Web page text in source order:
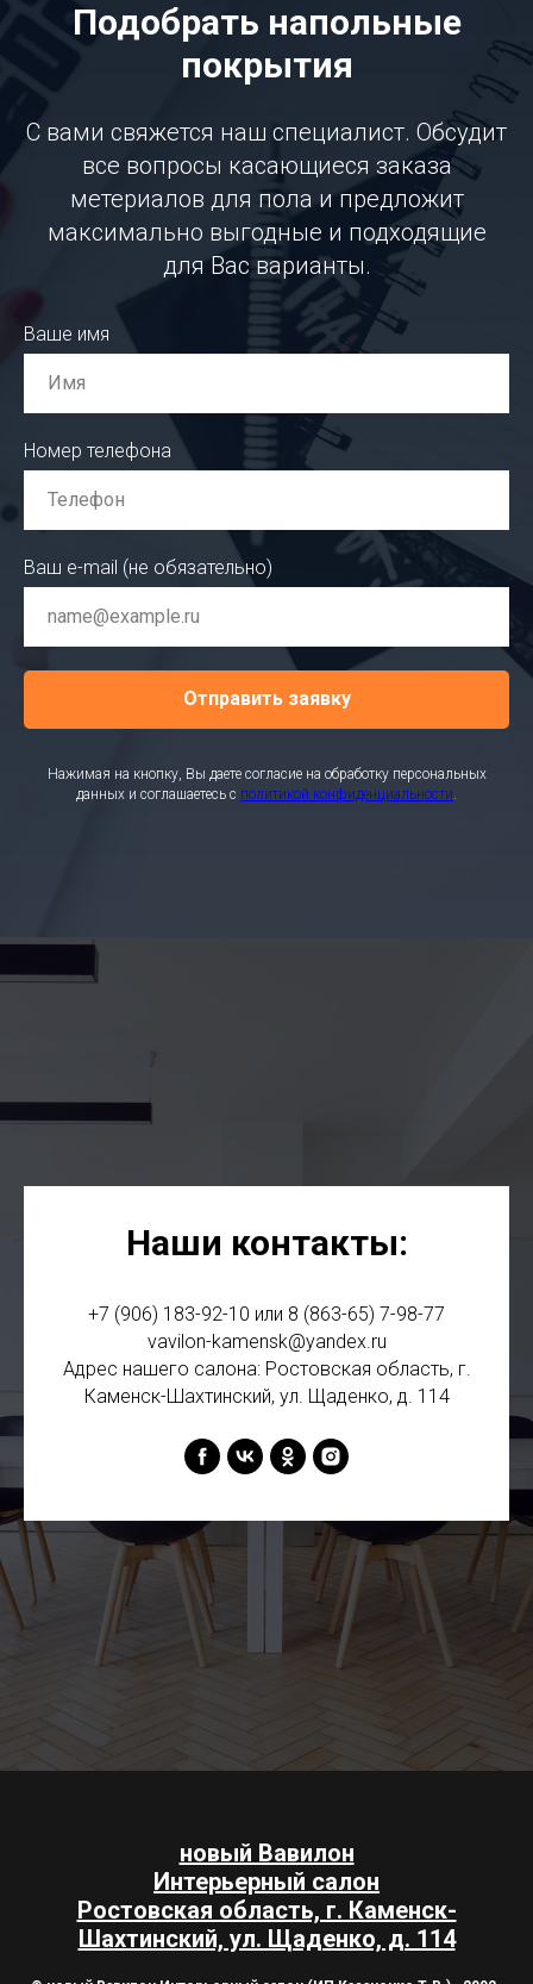
Подобрать напольные
покрытия
С вами свяжется наш специалист. Обсудит
все вопросы касающиеся заказа
метериалов для пола и предложит
максимально выгодные и подходящие
для Вас варианты.
Ваше имя
Номер телефона
Ваш e-mail (не обязательно)
Отправить заявку
Нажимая на кнопку, Вы даете согласие на обработку персональных
данных и соглашаетесь c политикой конфиденциальности.
Наши контакты:
+7 (906) 183-92-10 или 8 (863-65) 7-98-77
vavilon-kamensk@yandex.ru
Адрес нашего салона: Ростовская область, г.
Каменск-Шахтинский, ул. Щаденко, д. 114
новый Вавилон
Интерьерный салон
Ростовская область, г. Каменск-
Шахтинский, ул. Щаденко, д. 114